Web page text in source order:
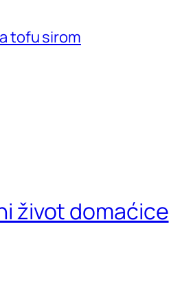
tofu sirom
život domaćice